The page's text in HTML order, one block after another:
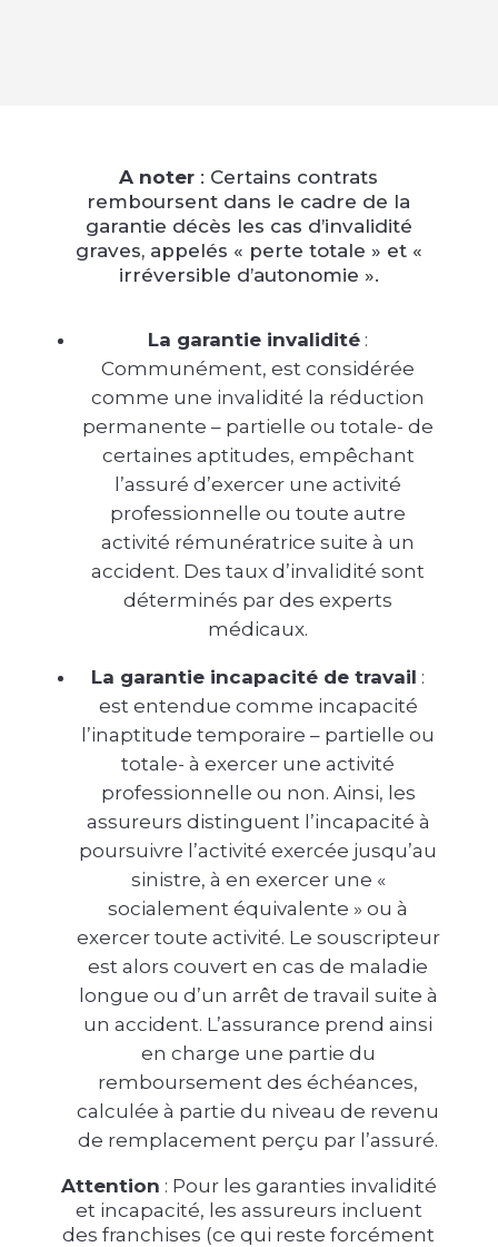
A noter : Certains contrats
remboursent dans le cadre de la
garantie décès les cas d’invalidité
graves, appelés « perte totale » et «
irréversible d’autonomie ».
La garantie invalidité :
Communément, est considérée
comme une invalidité la réduction
permanente – partielle ou totale- de
certaines aptitudes, empêchant
l’assuré d’exercer une activité
professionnelle ou toute autre
activité rémunératrice suite à un
accident. Des taux d’invalidité sont
déterminés par des experts
médicaux.
La garantie incapacité de travail :
est entendue comme incapacité
l’inaptitude temporaire – partielle ou
totale- à exercer une activité
professionnelle ou non. Ainsi, les
assureurs distinguent l’incapacité à
poursuivre l’activité exercée jusqu’au
sinistre, à en exercer une «
socialement équivalente » ou à
exercer toute activité. Le souscripteur
est alors couvert en cas de maladie
longue ou d’un arrêt de travail suite à
un accident. L’assurance prend ainsi
en charge une partie du
remboursement des échéances,
calculée à partie du niveau de revenu
de remplacement perçu par l’assuré.
Attention : Pour les garanties invalidité
et incapacité, les assureurs incluent
des franchises (ce qui reste forcément